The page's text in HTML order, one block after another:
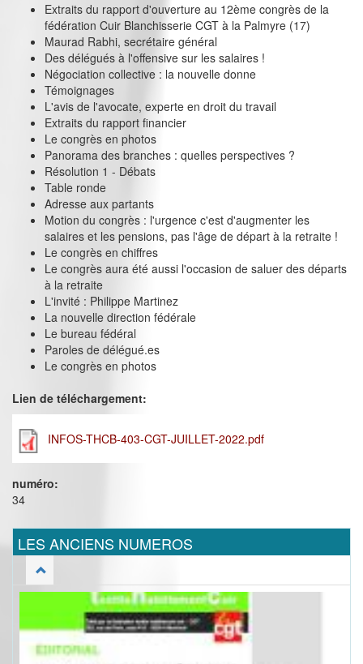
Extraits du rapport d'ouverture au 12ème congrès de la
fédération Cuir Blanchisserie CGT à la Palmyre (17)
Maurad Rabhi, secrétaire général
Des délégués à l'offensive sur les salaires !
Négociation collective : la nouvelle donne
Témoignages
L'avis de l'avocate, experte en droit du travail
Extraits du rapport financier
Le congrès en photos
Panorama des branches : quelles perspectives ?
Résolution 1 - Débats
Table ronde
Adresse aux partants
Motion du congrès : l'urgence c'est d'augmenter les
salaires et les pensions, pas l'âge de départ à la retraite !
Le congrès en chiffres
Le congrès aura été aussi l'occasion de saluer des départs
à la retraite
L'invité : Philippe Martinez
La nouvelle direction fédérale
Le bureau fédéral
Paroles de délégué.es
Le congrès en photos
Lien de téléchargement:
INFOS-THCB-403-CGT-JUILLET-2022.pdf
numéro:
34
LES ANCIENS NUMEROS